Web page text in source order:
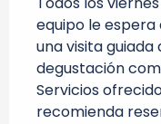
equipo le espera
una visita
degustación
Servicios
recomienda